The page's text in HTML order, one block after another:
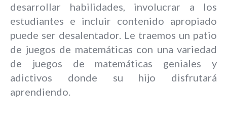
desarrollar habilidades, involucrar a los
estudiantes e incluir contenido apropiado
puede ser desalentador. Le traemos un patio
de juegos de matemáticas con una variedad
de juegos de matemáticas geniales y
adictivos donde su hijo disfrutará
aprendiendo.